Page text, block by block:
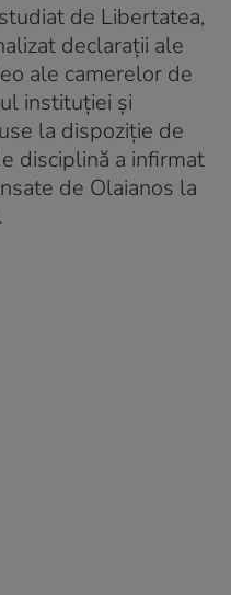
de Libertatea,
declarații ale
ale camerelor de
instituției și
la dispoziție de
disciplină a infirmat
de Olaianos la